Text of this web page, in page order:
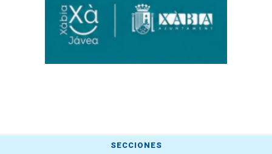
SECCIONES